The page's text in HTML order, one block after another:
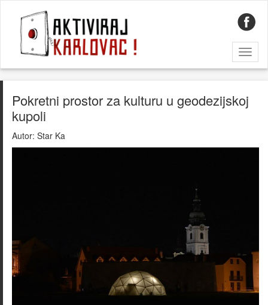
Pokretni prostor za kulturu u geodezijskoj
kupoli
Autor: Star Ka